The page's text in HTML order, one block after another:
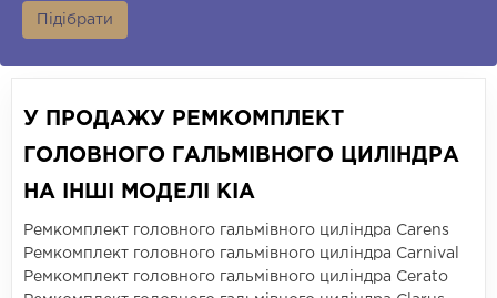
Підібрати
У ПРОДАЖУ РЕМКОМПЛЕКТ
ГОЛОВНОГО ГАЛЬМІВНОГО ЦИЛІНДРА
НА ІНШІ МОДЕЛІ KIA
Ремкомплект головного гальмівного циліндра Carens
Ремкомплект головного гальмівного циліндра Carnival
Ремкомплект головного гальмівного циліндра Cerato